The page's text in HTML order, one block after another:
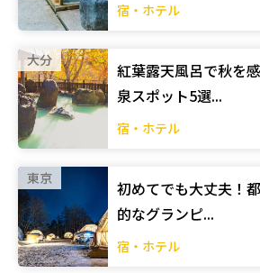
宿・ホテル
大分
紅葉露天風呂で秋を
泉スポット5選...
宿・ホテル
東京
初めてでも大丈夫！
的なグランピ...
宿・ホテル